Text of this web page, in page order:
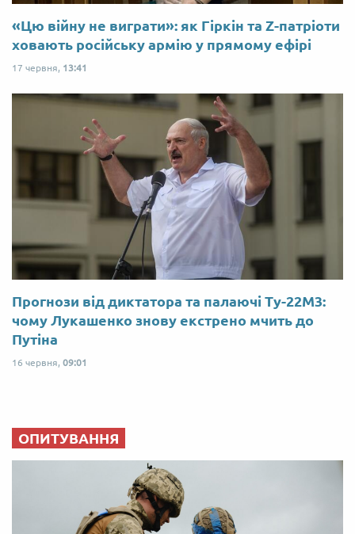
«Цю війну не виграти»: як Гіркін та Z-патріоти
ховають російську армію у прямому ефірі
17 червня, 13:41
Прогнози від диктатора та палаючі Ту-22М3:
чому Лукашенко знову екстрено мчить до
Путіна
16 червня, 09:01
ОПИТУВАННЯ